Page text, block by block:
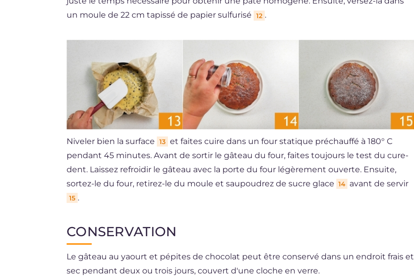
un moule de 22 cm tapissé de papier sulfurisé
12 .
Niveler bien la surface 13 et faites cuire dans un four statique préchauffé à 180° C
pendant 45 minutes. Avant de sortir le gâteau du four, faites toujours le test du cure-
dent. Laissez refroidir le gâteau avec la porte du four légèrement ouverte. Ensuite,
sortez-le du four, retirez-le du moule et saupoudrez de sucre glace 14 avant de servir
15 .
CONSERVATION
Le gâteau au yaourt et pépites de chocolat peut être conservé dans un endroit frais et
sec pendant deux ou trois jours, couvert d'une cloche en verre.